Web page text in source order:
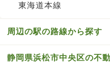
東海道本線
周辺の駅の路線から探す
静岡県浜松市中央区の不